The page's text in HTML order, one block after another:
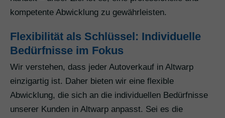
kompetente Abwicklung zu gewährleisten.
Flexibilität als Schlüssel: Individuelle
Bedürfnisse im Fokus
Wir verstehen, dass jeder Autoverkauf in Altwarp
einzigartig ist. Daher bieten wir eine flexible
Abwicklung, die sich an die individuellen Bedürfnisse
unserer Kunden in Altwarp anpasst. Sei es die